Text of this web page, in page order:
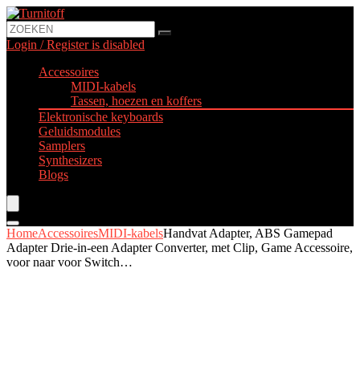
Login / Register is disabled
Accessoires
MIDI-kabels
Tassen, hoezen en koffers
Elektronische keyboards
Geluidsmodules
Samplers
Synthesizers
Blogs
HomeAccessoiresMIDI-kabelsHandvat Adapter, ABS Gamepad
Adapter Drie-in-een Adapter Converter, met Clip, Game Accessoire,
voor naar voor Switch…